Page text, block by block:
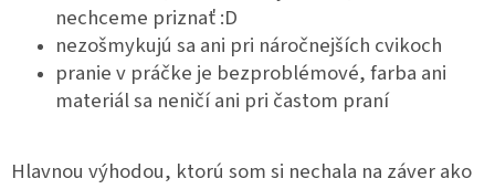
nechceme priznať :D
nezošmykujú sa ani pri náročnejších cvikoch
pranie v práčke je bezproblémové, farba ani
materiál sa neničí ani pri častom praní
Hlavnou výhodou, ktorú som si nechala na záver ako